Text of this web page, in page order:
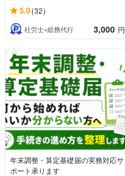
5.0(32)
社労士×総務代行 3,000 円
年末調整・算定基礎届の実務対応サ
ポート承ります